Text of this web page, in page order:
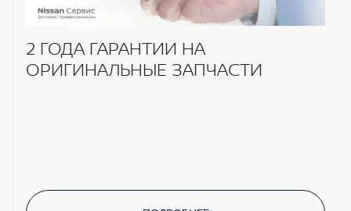
2 ГОДА ГАРАНТИИ НА
ОРИГИНАЛЬНЫЕ ЗАПЧАСТИ